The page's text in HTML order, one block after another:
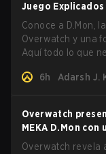
Juego Explicados
Conoce a D.Mon,
Overwatch y una
Aquí todo lo que
6h
Adarsh J.
Overwatch
MEKA D.Mon
Overwatch revela